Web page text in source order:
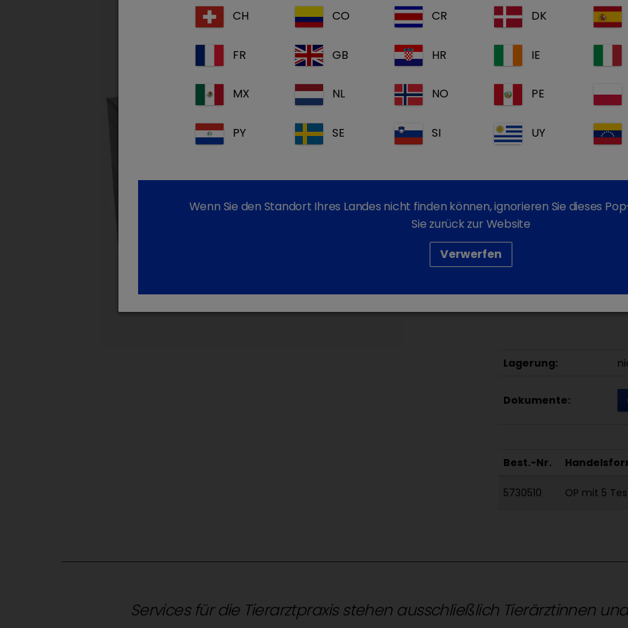
Testkit zum
Kot von Hund, Katze
Canine Parvovirose:
zählt zu einer der
Infektion erfolgt
Welpenalter, die die
Parvovirose: Das
Panleukopenie
der Katze bezeichnet.
der Primagnost®Parvo
Rahmen der
Therapieeinleitung
Lagerung:
Dokumente:
Best.-Nr.
5730510 OP mit 5
Services für die Tierarztpraxis stehen ausschließlich Tierärztinnen
CH CO CR DK
FR GB HR IE
MX NL NO PE
PY SE SI UY
Wenn Sie den Standort Ihres Landes nicht finden können, ignorieren Sie dieses
Sie zurück zur Website
Verwerfen